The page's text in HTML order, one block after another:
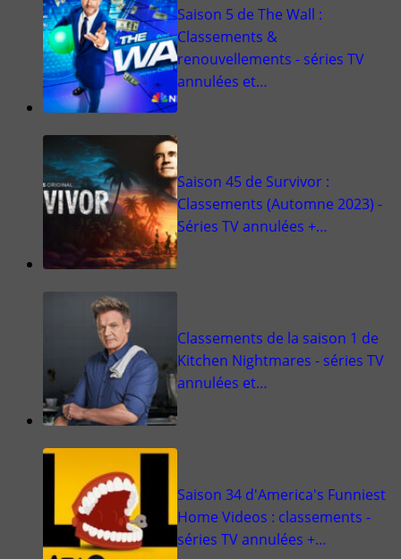
Saison 5 de The Wall :
Classements &
renouvellements - séries TV
annulées et…
Saison 45 de Survivor :
Classements (Automne 2023) -
Séries TV annulées +…
Classements de la saison 1 de
Kitchen Nightmares - séries TV
annulées et…
Saison 34 d'America's Funniest
Home Videos : classements -
séries TV annulées +…